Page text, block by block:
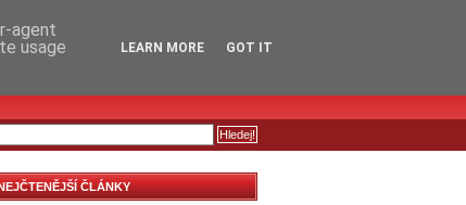
ČLÁNKY
agent
usage
LEARN MORE GOT IT